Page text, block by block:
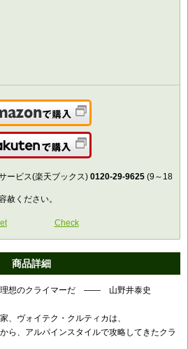
Amazonで購入
楽天で購入
ービス(楽天ブックス) 0120-29-9625 (9～18
赦ください。
Check
商品詳細
理想のクライマーだ ―― 山野井泰史
、ヴォイテク・クルティカは、
ら、アルパインスタイルで攻略してきたクラ